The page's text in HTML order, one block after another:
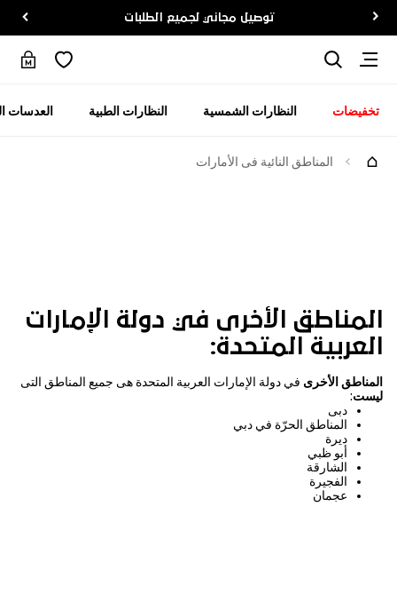
توصيل مجاني لجميع الطلبات
تخفيضات النظارات الشمسية النظارات الطبية العدسات
المناطق النائية فى الأمارات
المناطق الأخرى في دولة الإمارات
العربية المتحدة:
المناطق الأخرى في دولة الإمارات العربية المتحدة هى جميع المناطق التى
ليست:
دبى
المناطق الحرّة في دبي
ديرة
أبو ظبي
الشارقة
الفجيرة
عجمان